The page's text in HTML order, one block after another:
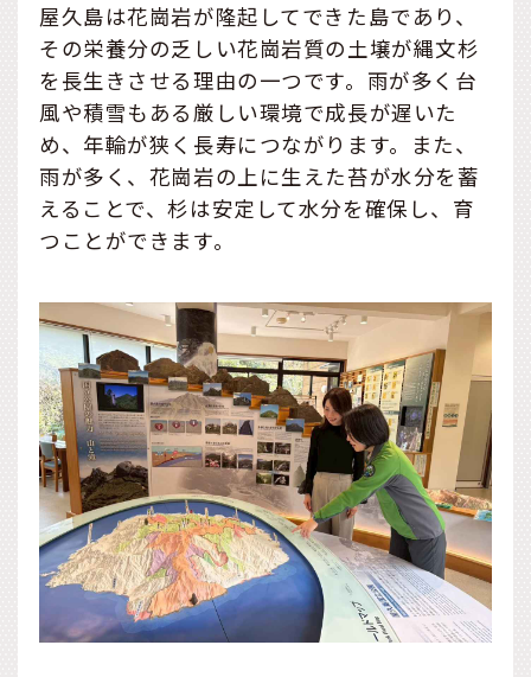
屋久島は花崗岩が隆起してできた島であり、
その栄養分の乏しい花崗岩質の土壌が縄文杉
を長生きさせる理由の一つです。雨が多く台
風や積雪もある厳しい環境で成長が遅いた
め、年輪が狭く長寿につながります。また、
雨が多く、花崗岩の上に生えた苔が水分を蓄
えることで、杉は安定して水分を確保し、育
つことができます。